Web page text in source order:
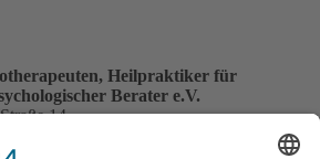
Heilpraktiker für
Berater e.V.
14